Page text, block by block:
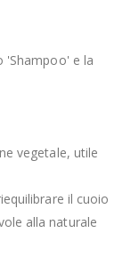
'Shampoo' e la
vegetale, utile
il cuoio
alla naturale